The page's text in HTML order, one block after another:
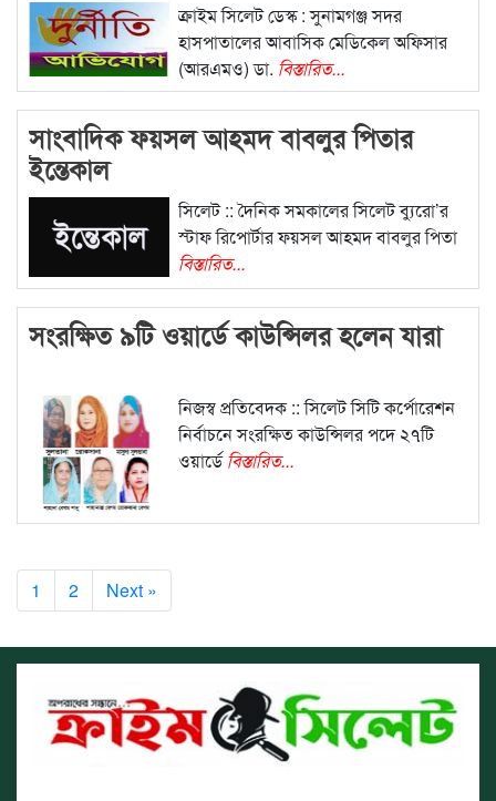
ক্রাইম সিলেট ডেস্ক : সুনামগঞ্জ সদর
হাসপাতালের আবাসিক মেডিকেল অফিসার
(আরএমও) ডা. বিস্তারিত...
সাংবাদিক ফয়সল আহমদ বাবলুর পিতার
ইন্তেকাল
সিলেট :: দৈনিক সমকালের সিলেট ব্যুরো’র
স্টাফ রিপোর্টার ফয়সল আহমদ বাবলুর পিতা
বিস্তারিত...
সংরক্ষিত ৯টি ওয়ার্ডে কাউন্সিলর হলেন যারা
নিজস্ব প্রতিবেদক :: সিলেট সিটি কর্পোরেশন
নির্বাচনে সংরক্ষিত কাউন্সিলর পদে ২৭টি
ওয়ার্ডেবিস্তারিত...
1 2 Next »